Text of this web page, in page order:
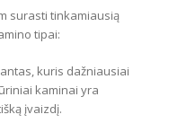
surasti tinkamiausią
tipai:
kuris dažniausiai
kaminai yra
įvaizdį.